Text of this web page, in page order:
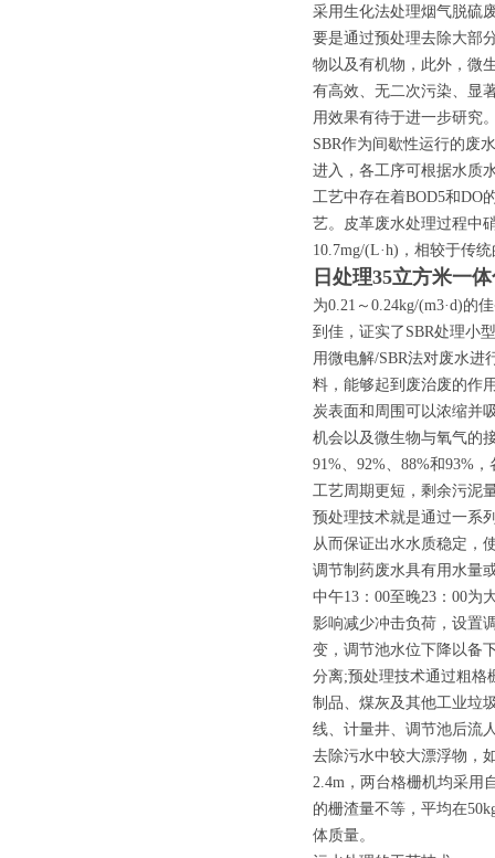
采用生化法处理烟气脱硫
要是通过预处理去除大部
物以及有机物，此外，微
有高效、无二次污染、显
用效果有待于进一步研究
SBR作为间歇性运行的废
进入，各工序可根据水质
工艺中存在着BOD5和DO
艺。皮革废水处理过程中
10.7mg/(L·h)，相较于传
日处理35立方米一
为0.21～0.24kg/(m3·d)的
到佳，证实了SBR处理小
用微电解/SBR法对废水进
料，能够起到废治废的作
炭表面和周围可以浓缩并
机会以及微生物与氧气的
91%、92%、88%和93%
工艺周期更短，剩余污泥
预处理技术就是通过一系
从而保证出水水质稳定，
调节制药废水具有用水量
中午13：00至晚23：00为
影响减少冲击负荷，设置
变，调节池水位下降以备
分离;预处理技术通过粗格
制品、煤灰及其他工业垃
线、计量井、调节池后流
去除污水中较大漂浮物，
2.4m，两台格栅机均采用
的栅渣量不等，平均在
体质量。